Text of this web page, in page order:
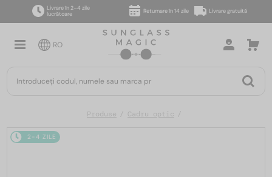
Livrare în 2–4 zile
lucrătoare
Returnare în 14 zile Livrare gratuită
RO
Produse Cadru optic
2-4 ZILE